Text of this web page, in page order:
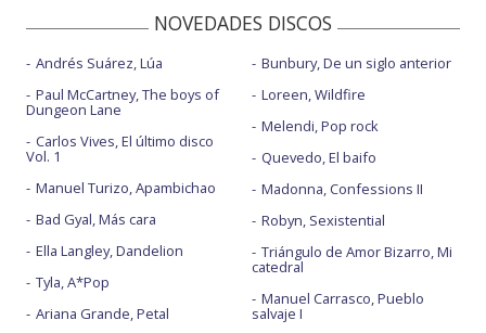
NOVEDADES DISCOS
Andrés Suárez, Lúa
Paul McCartney, The boys of
Dungeon Lane
Carlos Vives, El último disco
Vol. 1
Manuel Turizo, Apambichao
Bad Gyal, Más cara
Ella Langley, Dandelion
Tyla, A*Pop
Ariana Grande, Petal
Bunbury, De un siglo anterior
Loreen, Wildfire
Melendi, Pop rock
Quevedo, El baifo
Madonna, Confessions II
Robyn, Sexistential
Triángulo de Amor Bizarro, Mi
catedral
Manuel Carrasco, Pueblo
salvaje I